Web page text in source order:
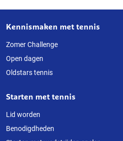
Over
deze
website
Kennismaken met tennis
Zomer Challenge
Open dagen
Oldstars tennis
Starten met tennis
Lid worden
Benodigdheden